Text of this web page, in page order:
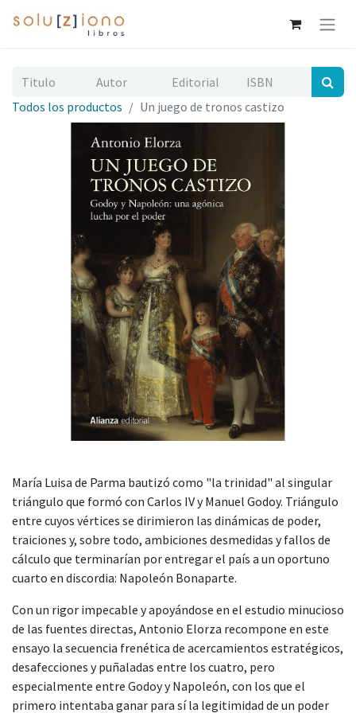
Todos los productos Un juego de tronos castizo
María Luisa de Parma bautizó como "la trinidad" al singular
triángulo que formó con Carlos IV y Manuel Godoy. Triángulo
entre cuyos vértices se dirimieron las dinámicas de poder,
traiciones y, sobre todo, ambiciones desmedidas y fallos de
cálculo que terminarían por entregar el país a un oportuno
cuarto en discordia: Napoleón Bonaparte.
Con un rigor impecable y apoyándose en el estudio minucioso
de las fuentes directas, Antonio Elorza recompone en este
ensayo la secuencia frenética de acercamientos estratégicos,
desafecciones y puñaladas entre los cuatro, pero
especialmente entre Godoy y Napoleón, con los que el
primero intentaba ganar para sí la legitimidad de un poder